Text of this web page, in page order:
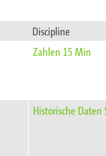
Discipline
Zahlen 15 Min
Historische Daten